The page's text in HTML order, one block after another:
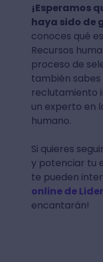
¡Esperamos
haya sido de
conoces qué
Recursos
proceso de
también
reclutamiento
un experto en
humano.
Si quieres
y potenciar tu
te pueden
online de
encantarán!